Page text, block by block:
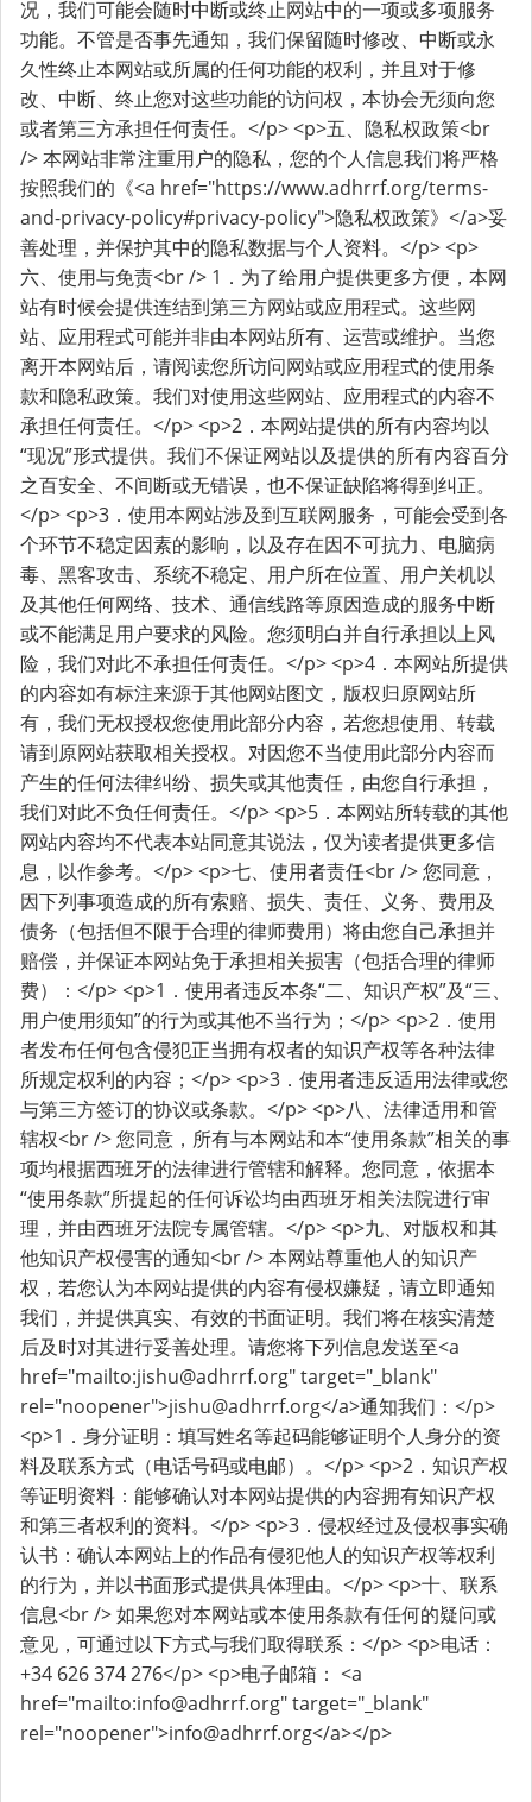
况，我们可能会随时中断或终止网站中的一项或多项服务
功能。不管是否事先通知，我们保留随时修改、中断或永
久性终止本网站或所属的任何功能的权利，并且对于修
改、中断、终止您对这些功能的访问权，本协会无须向您
或者第三方承担任何责任。</p> <p>五、隐私权政策<br
/> 本网站非常注重用户的隐私，您的个人信息我们将严格
按照我们的《<a href="https://www.adhrrf.org/terms-
and-privacy-policy#privacy-policy">隐私权政策》</a>妥
善处理，并保护其中的隐私数据与个人资料。</p> <p>
六、使用与免责<br /> 1．为了给用户提供更多方便，本网
站有时候会提供连结到第三方网站或应用程式。这些网
站、应用程式可能并非由本网站所有、运营或维护。当您
离开本网站后，请阅读您所访问网站或应用程式的使用条
款和隐私政策。我们对使用这些网站、应用程式的内容不
承担任何责任。</p> <p>2．本网站提供的所有内容均以
“现况”形式提供。我们不保证网站以及提供的所有内容百分
之百安全、不间断或无错误，也不保证缺陷将得到纠正。
</p> <p>3．使用本网站涉及到互联网服务，可能会受到各
个环节不稳定因素的影响，以及存在因不可抗力、电脑病
毒、黑客攻击、系统不稳定、用户所在位置、用户关机以
及其他任何网络、技术、通信线路等原因造成的服务中断
或不能满足用户要求的风险。您须明白并自行承担以上风
险，我们对此不承担任何责任。</p> <p>4．本网站所提供
的内容如有标注来源于其他网站图文，版权归原网站所
有，我们无权授权您使用此部分内容，若您想使用、转载
请到原网站获取相关授权。对因您不当使用此部分内容而
产生的任何法律纠纷、损失或其他责任，由您自行承担，
我们对此不负任何责任。</p> <p>5．本网站所转载的其他
网站内容均不代表本站同意其说法，仅为读者提供更多信
息，以作参考。</p> <p>七、使用者责任<br /> 您同意，
因下列事项造成的所有索赔、损失、责任、义务、费用及
债务（包括但不限于合理的律师费用）将由您自己承担并
赔偿，并保证本网站免于承担相关损害（包括合理的律师
费）：</p> <p>1．使用者违反本条“二、知识产权”及“三、
用户使用须知”的行为或其他不当行为；</p> <p>2．使用
者发布任何包含侵犯正当拥有权者的知识产权等各种法律
所规定权利的内容；</p> <p>3．使用者违反适用法律或您
与第三方签订的协议或条款。</p> <p>八、法律适用和管
辖权<br /> 您同意，所有与本网站和本“使用条款”相关的事
项均根据西班牙的法律进行管辖和解释。您同意，依据本
“使用条款”所提起的任何诉讼均由西班牙相关法院进行审
理，并由西班牙法院专属管辖。</p> <p>九、对版权和其
他知识产权侵害的通知<br /> 本网站尊重他人的知识产
权，若您认为本网站提供的内容有侵权嫌疑，请立即通知
我们，并提供真实、有效的书面证明。我们将在核实清楚
后及时对其进行妥善处理。请您将下列信息发送至<a
href="mailto:jishu@adhrrf.org" target="_blank"
rel="noopener">jishu@adhrrf.org</a>通知我们：</p>
<p>1．身分证明：填写姓名等起码能够证明个人身分的资
料及联系方式（电话号码或电邮）。</p> <p>2．知识产权
等证明资料：能够确认对本网站提供的内容拥有知识产权
和第三者权利的资料。</p> <p>3．侵权经过及侵权事实确
认书：确认本网站上的作品有侵犯他人的知识产权等权利
的行为，并以书面形式提供具体理由。</p> <p>十、联系
信息<br /> 如果您对本网站或本使用条款有任何的疑问或
意见，可通过以下方式与我们取得联系：</p> <p>电话：
+34 626 374 276</p> <p>电子邮箱： <a
href="mailto:info@adhrrf.org" target="_blank"
rel="noopener">info@adhrrf.org</a></p>